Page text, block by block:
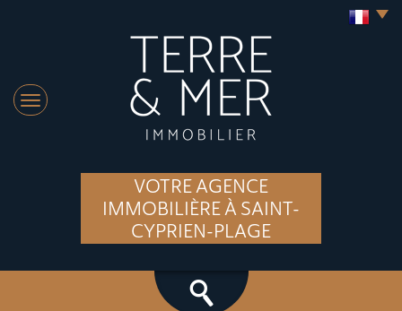
VOTRE AGENCE
IMMOBILIÈRE À SAINT-
CYPRIEN-PLAGE